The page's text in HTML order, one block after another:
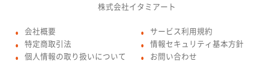
株式会社イタミアート
● 会社概要
● 特定商取引法
● 個人情報の取り扱いについて
● サービス利用規約
● 情報セキュリティ基本方針
● お問い合わせ